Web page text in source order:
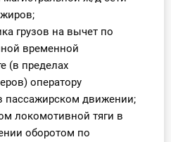
грузов на вычет по
временной
(в пределах
оператору
пассажирском движении;
локомотивной тяги в
оборотом по